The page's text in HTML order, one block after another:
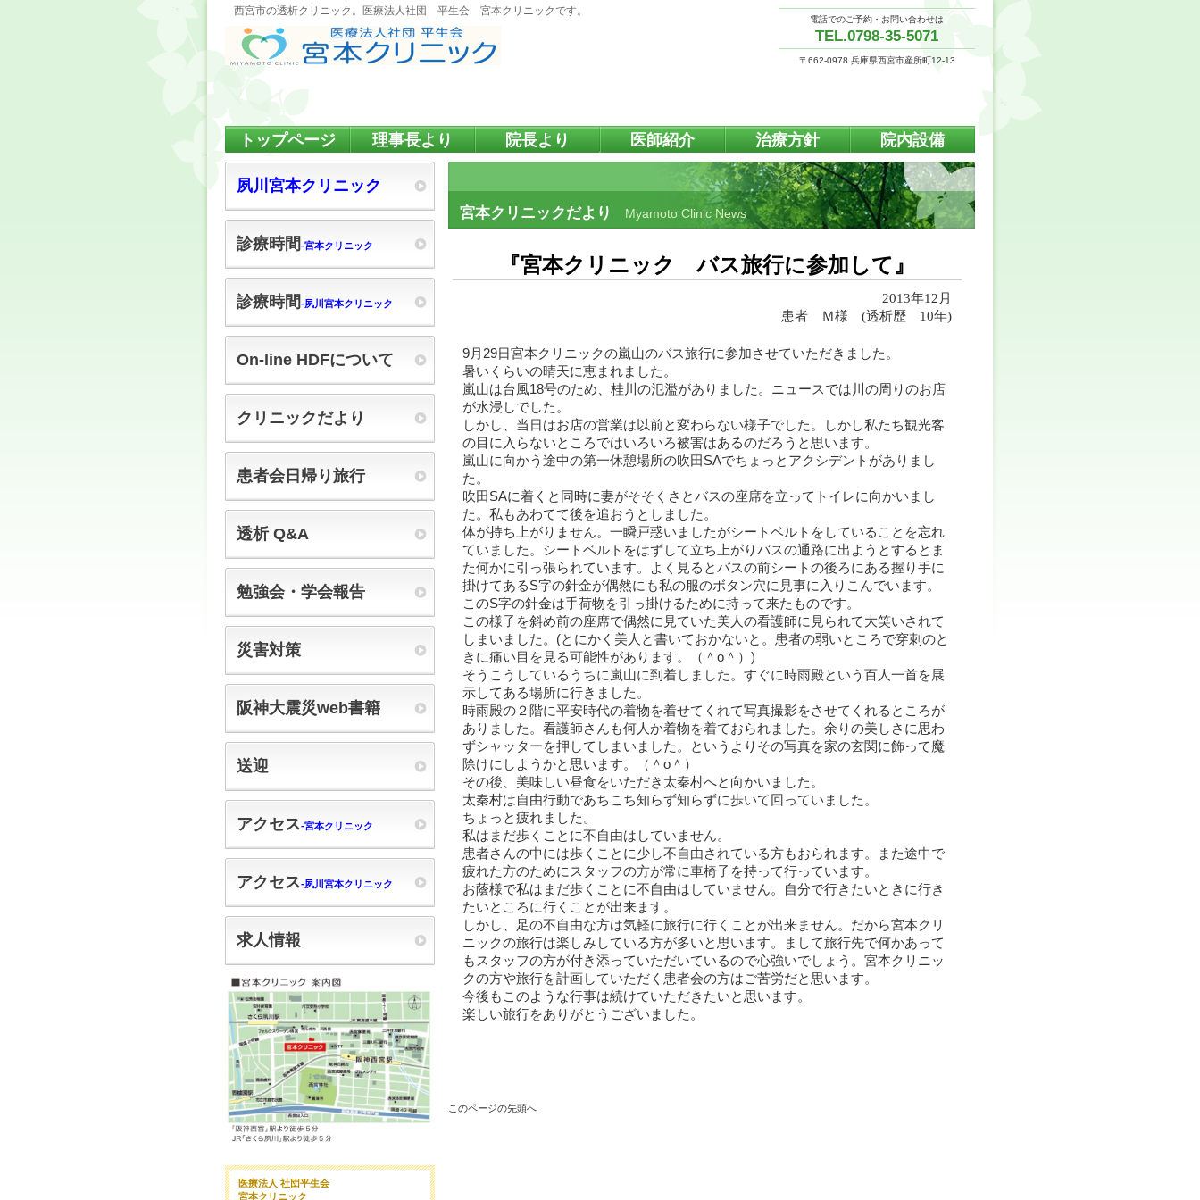
西宮市の透析クリニック。医療法人社団 平生会 宮本クリニックです。
電話でのご予約・お問い合わせは
TEL.0798-35-5071
〒662-0978 兵庫県西宮市産所町12-13
宮本クリニックだより Myamoto Clinic News
『宮本クリニック バス旅行に参加して』
2013年12月
患者 Ｍ様 (透析歴 10年)
9月29日宮本クリニックの嵐山のバス旅行に参加させていただきました。
暑いくらいの晴天に恵まれました。
嵐山は台風18号のため、桂川の氾濫がありました。ニュースでは川の周りのお店
が水浸しでした。
しかし、当日はお店の営業は以前と変わらない様子でした。しかし私たち観光客
の目に入らないところではいろいろ被害はあるのだろうと思います。
嵐山に向かう途中の第一休憩場所の吹田SAでちょっとアクシデントがありまし
た。
吹田SAに着くと同時に妻がそそくさとバスの座席を立ってトイレに向かいまし
た。私もあわてて後を追おうとしました。
体が持ち上がりません。一瞬戸惑いましたがシートベルトをしていることを忘れ
ていました。シートベルトをはずして立ち上がりバスの通路に出ようとするとま
た何かに引っ張られています。よく見るとバスの前シートの後ろにある握り手に
掛けてあるS字の針金が偶然にも私の服のボタン穴に見事に入りこんでいます。
このS字の針金は手荷物を引っ掛けるために持って来たものです。
この様子を斜め前の座席で偶然に見ていた美人の看護師に見られて大笑いされて
しまいました。(とにかく美人と書いておかないと。患者の弱いところで穿刺のと
きに痛い目を見る可能性があります。（＾o＾）)
そうこうしているうちに嵐山に到着しました。すぐに時雨殿という百人一首を展
示してある場所に行きました。
時雨殿の２階に平安時代の着物を着せてくれて写真撮影をさせてくれるところが
ありました。看護師さんも何人か着物を着ておられました。余りの美しさに思わ
ずシャッターを押してしまいました。というよりその写真を家の玄関に飾って魔
除けにしようかと思います。（＾o＾）
その後、美味しい昼食をいただき太秦村へと向かいました。
太秦村は自由行動であちこち知らず知らずに歩いて回っていました。
ちょっと疲れました。
私はまだ歩くことに不自由はしていません。
患者さんの中には歩くことに少し不自由されている方もおられます。また途中で
疲れた方のためにスタッフの方が常に車椅子を持って行っています。
お蔭様で私はまだ歩くことに不自由はしていません。自分で行きたいときに行き
たいところに行くことが出来ます。
しかし、足の不自由な方は気軽に旅行に行くことが出来ません。だから宮本クリ
ニックの旅行は楽しみしている方が多いと思います。まして旅行先で何かあって
もスタッフの方が付き添っていただいているので心強いでしょう。宮本クリニッ
クの方や旅行を計画していただく患者会の方はご苦労だと思います。
今後もこのような行事は続けていただきたいと思います。
楽しい旅行をありがとうございました。
このページの先頭へ
トップページ 理事長より 院長より 医師紹介 治療方針 院内設備
夙川宮本クリニック
診療時間‐宮本クリニック
診療時間‐夙川宮本クリニック
On-line HDFについて
クリニックだより
患者会日帰り旅行
透析 Q&A
勉強会・学会報告
災害対策
阪神大震災web書籍
送迎
アクセス‐宮本クリニック
アクセス‐夙川宮本クリニック
求人情報
医療法人 社団平生会
宮本クリニック